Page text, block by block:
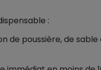
:
de poussière, de